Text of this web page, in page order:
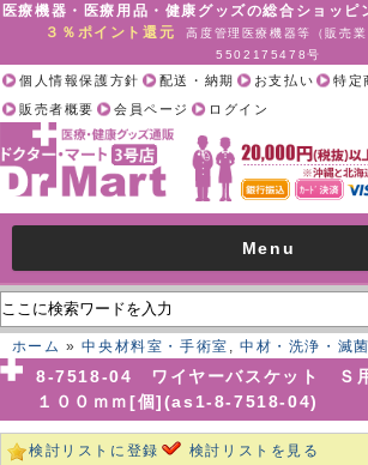
医療機器・医療用品・健康グッズの総合ショッ
３％ポイント還元
高度管理医療機器等（販売
5502175478号
個人情報保護方針 配送・納期 お支払い
特定
販売者概要
会員ページ ログイン
Menu
ホーム »中央材料室・手術室 , 中材・洗浄・滅菌
ワイヤーバスケット Ｓ用 ２５５×２４５×
8-7518-04 ワイヤーバスケット Ｓ
１００ｍｍ[個](as1-8-7518-04)
検討リストに登録 検討リストを見る